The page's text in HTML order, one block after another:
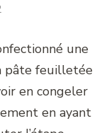
une
pâte feuilletée
en congeler
en ayant